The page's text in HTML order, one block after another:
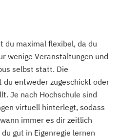
Duales Studium
in der
im Be­völ­kerungsschutz
Management
du maximal flexibel, da du
wenige Veranstaltungen und
selbst statt. Die
entweder zugeschickt oder
Je nach Hochschule sind
virtuell hinterlegt, sodass
immer es dir zeitlich
gut in Eigenregie lernen